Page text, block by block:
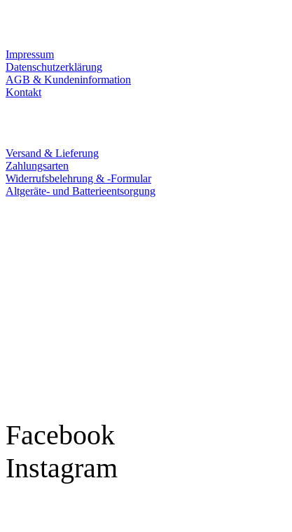
Impressum
Datenschutzerklärung
AGB & Kundeninformation
Kontakt
Versand & Lieferung
Zahlungsarten
Widerrufsbelehrung & -Formular
Altgeräte- und Batterieentsorgung
Facebook
Instagram